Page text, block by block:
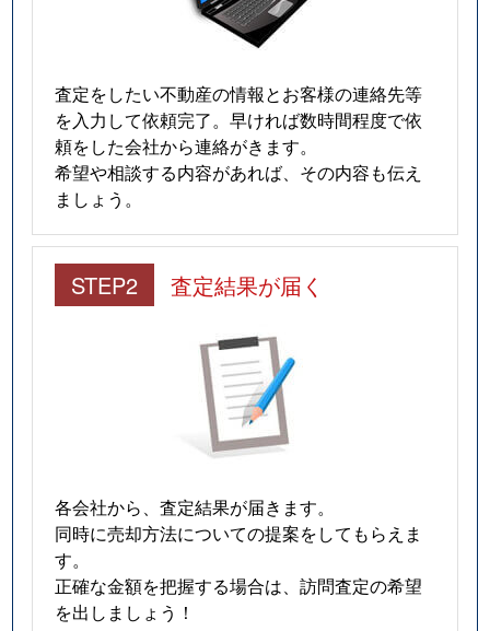
査定をしたい不動産の情報とお客様の連絡先等
を入力して依頼完了。早ければ数時間程度で依
頼をした会社から連絡がきます。
希望や相談する内容があれば、その内容も伝え
ましょう。
STEP2 査定結果が届く
各会社から、査定結果が届きます。
同時に売却方法についての提案をしてもらえま
す。
正確な金額を把握する場合は、訪問査定の希望
を出しましょう！